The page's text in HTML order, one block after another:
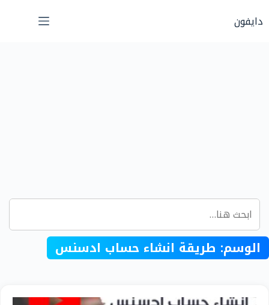
إلىدايفون
الوسم: طريقة انشاء حساب ادسنس